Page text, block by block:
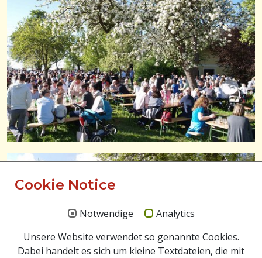
Cookie Notice
Notwendige
Analytics
Unsere Website verwendet so genannte Cookies.
Dabei handelt es sich um kleine Textdateien, die mit